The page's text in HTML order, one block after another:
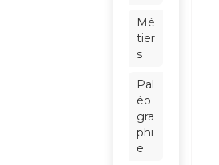
Mé
tier
s
Pal
éo
gra
phi
e